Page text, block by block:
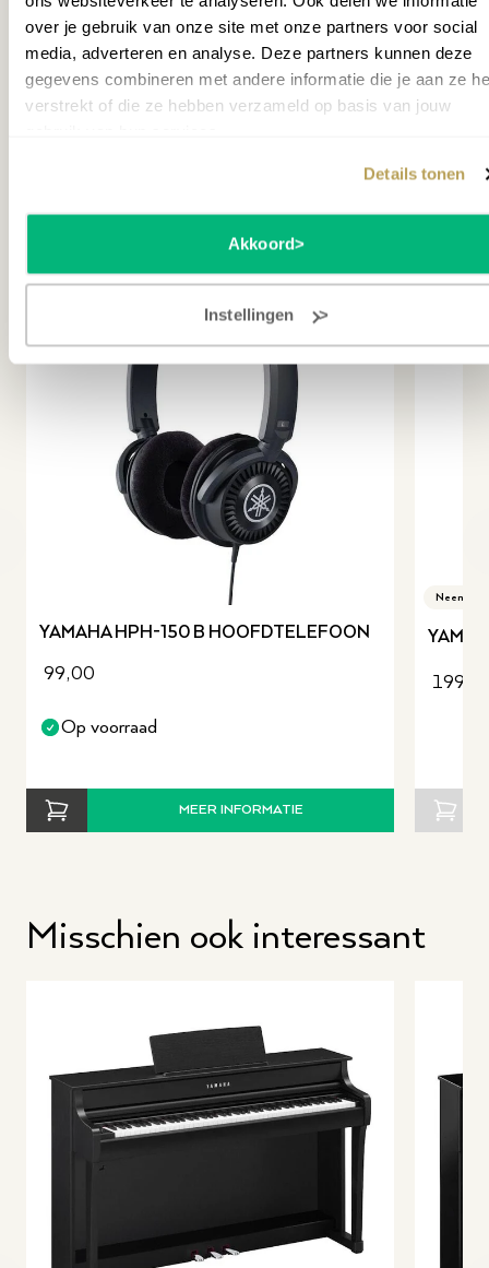
over je gebruik van onze site met onze partners voor social
media, adverteren en analyse. Deze partners kunnen deze
gegevens combineren met andere informatie die je aan ze
verstrekt of die ze hebben verzameld op basis van jouw
Details tonen
Akkoord
Instellingen
Split modus
Opslagmedium
Geen
Stage E. Piano, DX E. Piano,
Klavecimbel, Vibrafoon,
Pijporgel, Jazz Organ,
Strijkinstrumenten
Touchscreen
USB audio
45
Breedte cm
135
2 jaar, 5 jaar na registratie
binnen 6 maanden
(Bundelkorting€ 30)
Op
Accessoires
YAMAHA HPH-150 B HOOFDTELEFOON
99,00
Op voorraad
MEER INFORMATIE
Neem
Misschien ook interessant